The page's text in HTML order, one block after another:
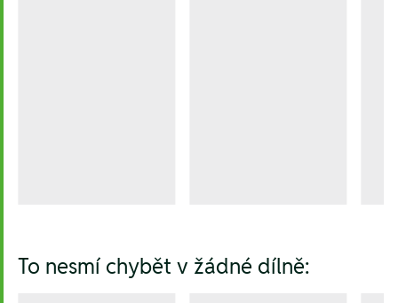
To nesmí chybět v žádné dílně: